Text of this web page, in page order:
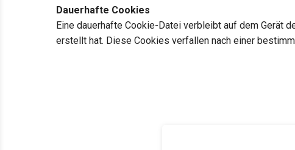
Dauerhafte Cookies
Eine dauerhafte Cookie-Datei verbleibt auf dem Gerät
erstellt hat. Diese Cookies verfallen nach einer